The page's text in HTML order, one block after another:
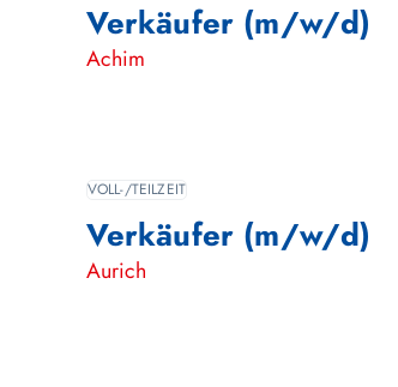
Verkäufer (m/w/d)
Achim
Verkäufer (m/w/d)
Aurich
VOLL-/TEILZEIT